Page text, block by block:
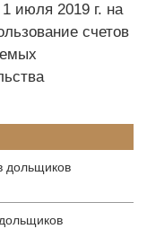
июля 2019 г. на
счетов
дольщиков